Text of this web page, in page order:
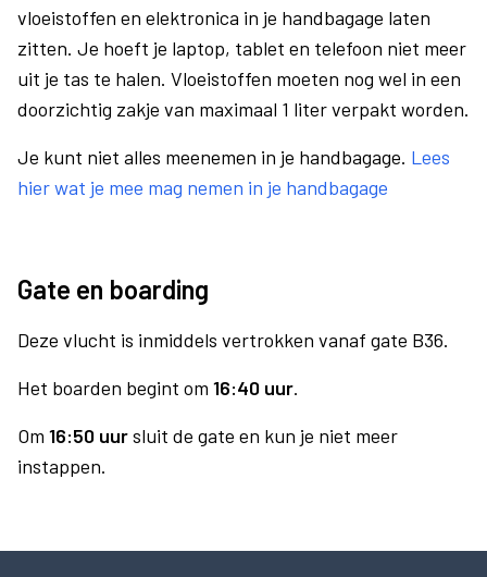
vloeistoffen en elektronica in je handbagage laten
zitten. Je hoeft je laptop, tablet en telefoon niet meer
uit je tas te halen. Vloeistoffen moeten nog wel in een
doorzichtig zakje van maximaal 1 liter verpakt worden.
Je kunt niet alles meenemen in je handbagage. Lees
hier wat je mee mag nemen in je handbagage
Gate en boarding
Deze vlucht is inmiddels vertrokken vanaf gate B36.
Het boarden begint om 16:40 uur.
Om 16:50 uursluit de gate en kun je niet meer
instappen.